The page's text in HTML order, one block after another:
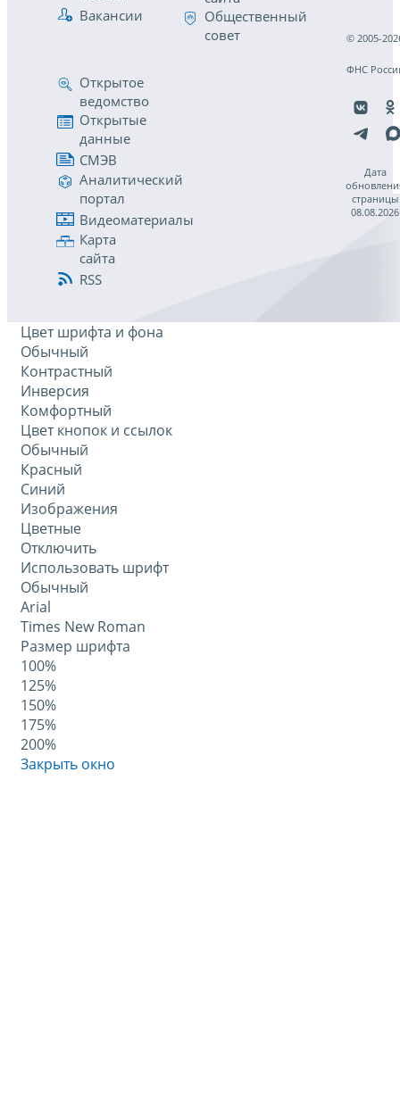
Вакансии
Общественный
совет
Открытое
ведомство
Открытые
данные
СМЭВ
Аналитический
портал
Видеоматериалы
Карта
сайта
RSS
© 2005-
ФНС
Дата
страницы
08.08.2026
Цвет шрифта и фона
Обычный
Контрастный
Инверсия
Комфортный
Цвет кнопок и ссылок
Обычный
Красный
Синий
Изображения
Цветные
Отключить
Использовать шрифт
Обычный
Arial
Times New Roman
Размер шрифта
100%
125%
150%
175%
200%
Закрыть окно